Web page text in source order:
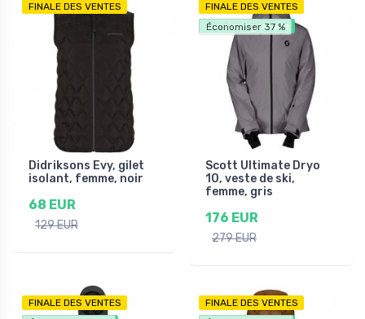
FINALE DES VENTES
Didriksons Evy, gilet
isolant, femme, noir
68 EUR
129 EUR
FINALE DES VENTES
Livraison gratuite
Économiser 37 %
Scott Ultimate Dryo
10, veste de ski,
femme, gris
176 EUR
279 EUR
FINALE DES VENTES
FINALE DES VENTES